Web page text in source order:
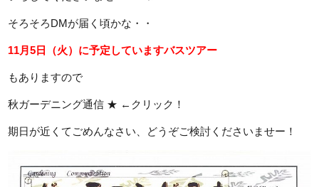
そろそろDMが届く頃かな・・
11月5日（火）に予定していますバスツアー
もありますので
秋ガーデニング通信 ★ ←クリック！
期日が近くてごめんなさい、どうぞご検討くださいませー！